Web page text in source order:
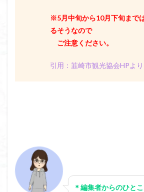
※5月中旬から10月下旬まで
るそうなので
ご注意ください。
引用：韮崎市観光協会HPより
＊編集者からのひと